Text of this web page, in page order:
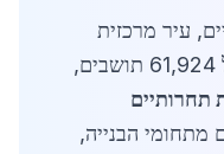
בגבעתיים, עיר מרכזית
באזור המרכז עם אוכלוסייה של 61,924 תושבים,
תחרותיים
מתחומי הבנייה,